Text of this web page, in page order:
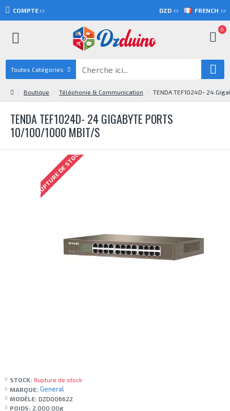
COMPTE DZD FRENCH
0
Toutes Catégories
Boutique Téléphonie & Communication TENDA TEF1024D- 24
TENDA TEF1024D- 24 GIGABYTE PORTS
10/100/1000 MBIT/S
RUPTURE DE STOCK
STOCK: Rupture de stock
MARQUE: General
MODÈLE: DZD006622
POIDS: 2,000.00g